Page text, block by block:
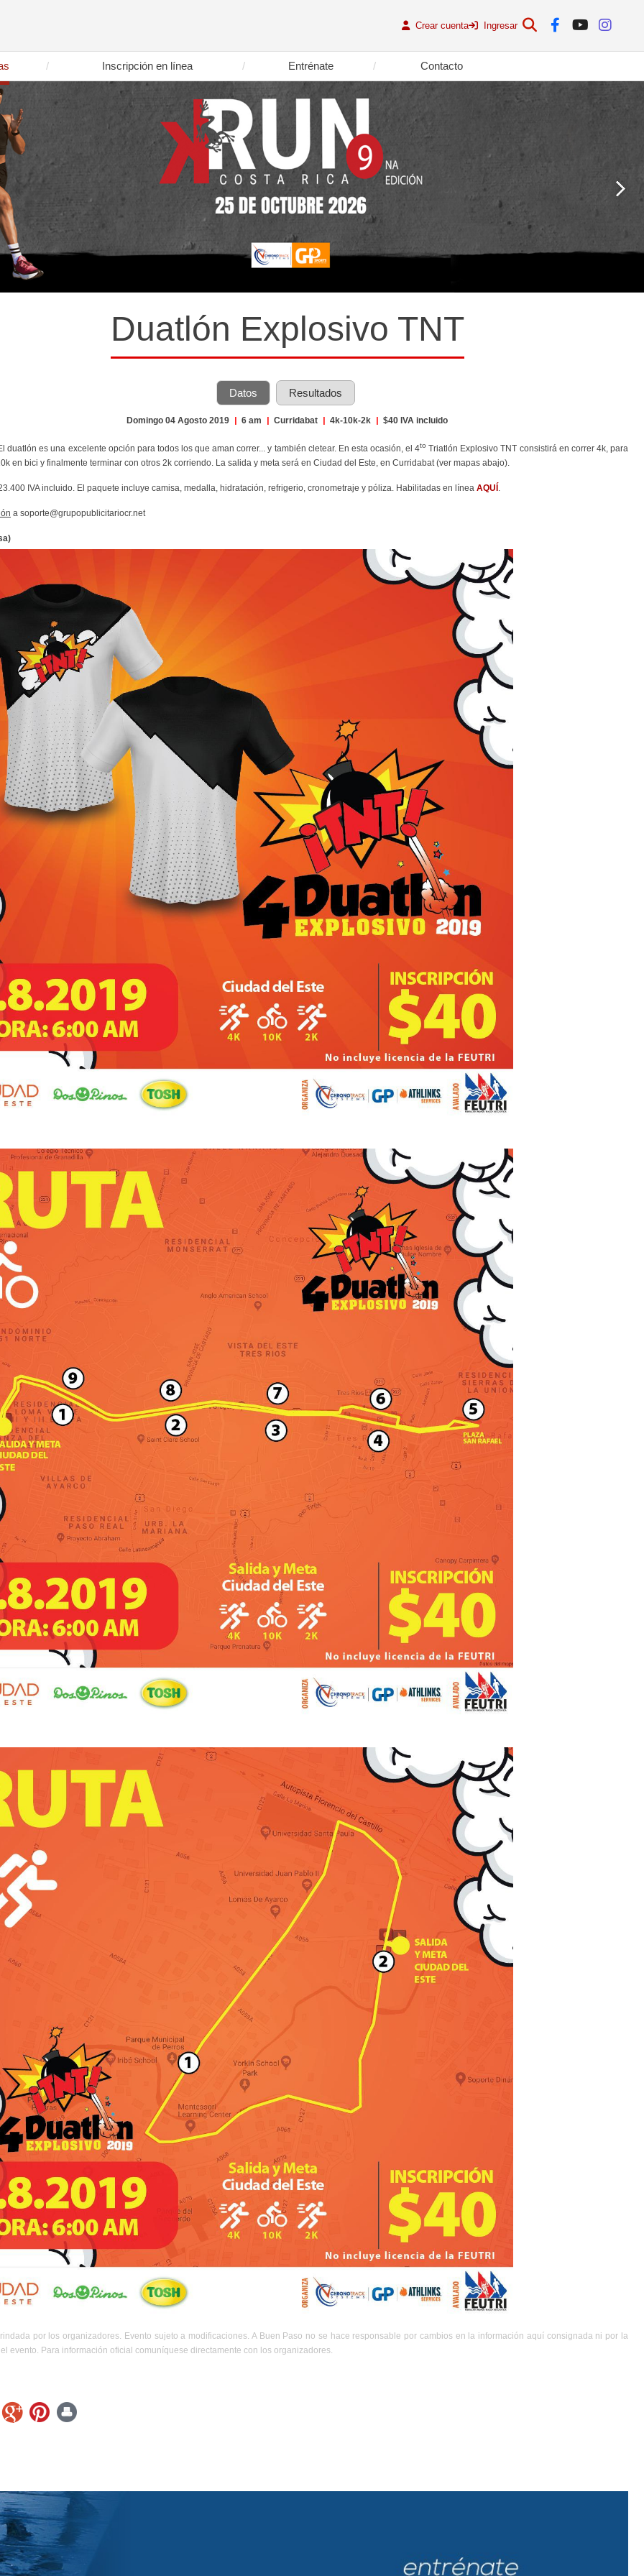
Crear cuenta Ingresar
Inscripción en línea Entrénate Contacto
Duatlón Explosivo TNT
Datos Resultados
Domingo 04 Agosto 2019 | 6 am | Curridabat | 4k-10k-2k | $40 IVA incluido
duatlón es una excelente opción para todos los que aman correr... y también cletear. En esta ocasión, el 4to Triatlón Explosivo TNT consistirá en correr 4k, para
en bici y finalmente terminar con otros 2k corriendo. La salida y meta será en Ciudad del Este, en Curridabat (ver mapas abajo).
IVA incluido. El paquete incluye camisa, medalla, hidratación, refrigerio, cronometraje y póliza. Habilitadas en línea AQUÍ
a soporte@grupopublicitariocr.net
por los organizadores. Evento sujeto a modificaciones. A Buen Paso no se hace responsable por cambios en la información aquí consignada ni por la
evento. Para información oficial comuníquese directamente con los organizadores.